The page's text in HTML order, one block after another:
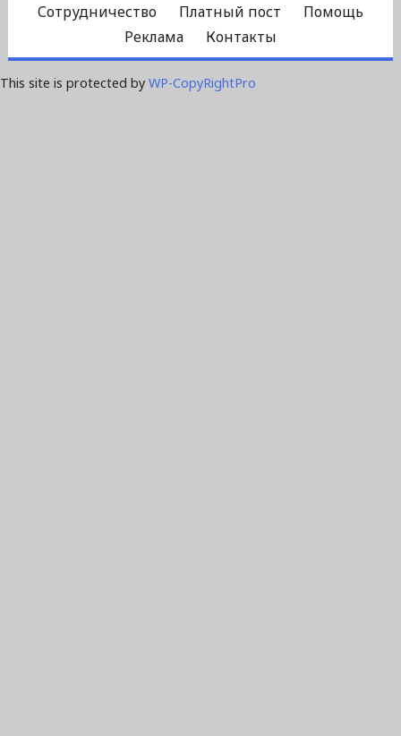
Сотрудничество Платный пост
Помощь
Реклама
Контакты
This site is protected by WP-CopyRightPro